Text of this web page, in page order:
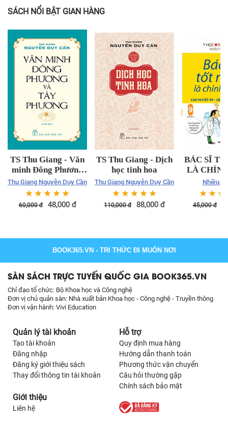
SÁCH NỔI BẬT GIAN HÀNG
TS Thu Giang - Văn
minh Đông Phương
và Tây Phương
Thu Giang Nguyễn Duy Cần
☆☆☆☆☆
60,000đ 48,000đ
TS Thu Giang - Dịch
học tinh hoa
Thu Giang Nguyễn Duy Cần
☆☆☆☆☆
110,000đ 88,000 đ
BÁC SĨ
LÀ
09 –
ÁP –
THẦM
Nhiều
☆☆☆
45,000đ
BOOK365.VN - TRI THỨC ĐI MUÔN NƠI
SÀN SÁCH TRỰC TUYẾN QUỐC GIA BOOK365.VN
Chỉ đạo tổ chức: Bộ Khoa học và Công nghệ
Đơn vị chủ quản sàn: Nhà xuất bản Khoa học - Công nghệ - Truyền thông
Đơn vị vận hành: Vivi Education
Quản lý tài khoản
Tạo tài khoản
Đăng nhập
Đăng ký giới thiệu sách
Thay đổi thông tin tài khoản
Hỗ trợ
Quy định mua hàng
Hướng dẫn thanh toán
Phương thức vận chuyển
Câu hỏi thường gặp
Chính sách bảo mật
Giới thiệu
Liên hệ